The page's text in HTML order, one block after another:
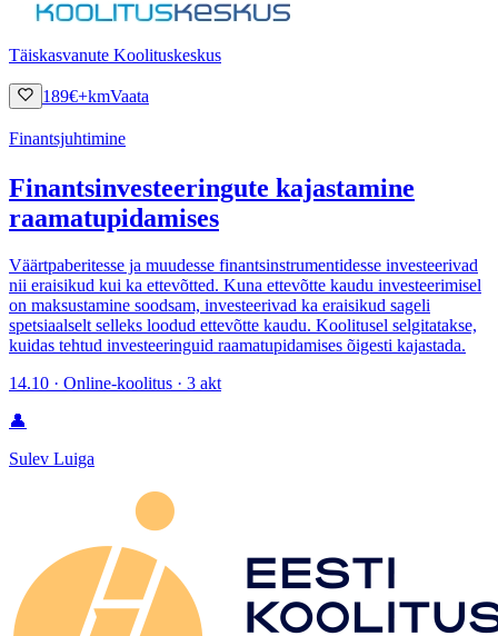
Täiskasvanute Koolituskeskus
189€+kmVaata
Finantsjuhtimine
Finantsinvesteeringute kajastamine
raamatupidamises
Väärtpaberitesse ja muudesse finantsinstrumentidesse investeerivad
nii eraisikud kui ka ettevõtted. Kuna ettevõtte kaudu investeerimisel
on maksustamine soodsam, investeerivad ka eraisikud sageli
spetsiaalselt selleks loodud ettevõtte kaudu. Koolitusel selgitatakse,
kuidas tehtud investeeringuid raamatupidamises õigesti kajastada.
14.10 · Online-koolitus · 3 akt
👤
Sulev Luiga